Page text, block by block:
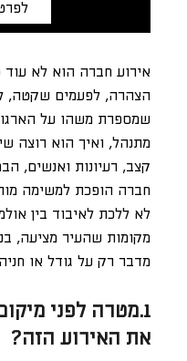
אירוע חברה הוא לא עוד
הצהרה, לפעמים שקטה,
שמספרת משהו על
מתנהל, ואיך הוא רוצה
קצב, רעיונות ואנשים,
חברה הופכת למשימה
לא ללכת לאיבוד בין
מקומות שהעיר מציעה,
מדבר רק על גודל או
1.מטרה לפני
את האירוע הזה?